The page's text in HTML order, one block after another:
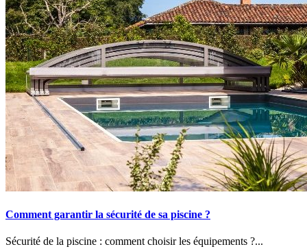
Comment garantir la sécurité de sa piscine ?
Sécurité de la piscine : comment choisir les équipements ?...